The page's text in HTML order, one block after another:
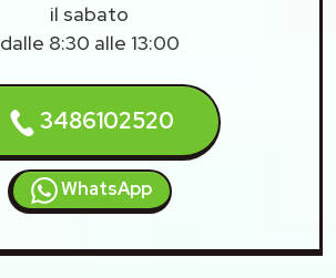
il sabato
dalle 8:30 alle 13:00
3486102520
WhatsApp